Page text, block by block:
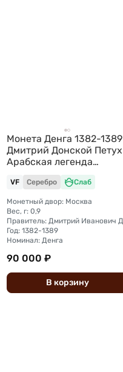
Монета Денга 1382-1389
Дмитрий Донской Петух |
Арабская легенда
Московское княжество
слаб ННР VF+
VF Серебро Слаб
Монетный двор: Москва
Вес, г: 0,9
Год: 1382-1389
Номинал: Денга
90 000 ₽
В корзину